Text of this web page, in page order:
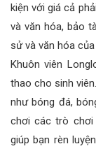
kiện với giá cả
và văn hóa, bảo
sử và văn hóa
Khuôn viên
thao cho sinh
như bóng đá,
chơi các trò chơi
giúp bạn rèn